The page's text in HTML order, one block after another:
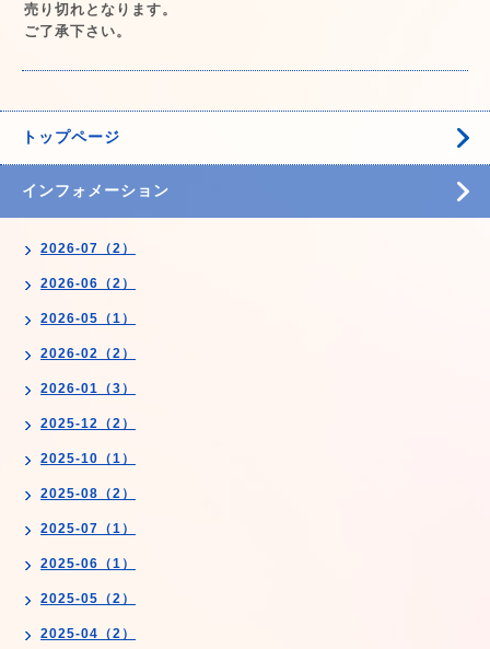
売り切れとなります。
ご了承下さい。
トップページ
インフォメーション
2026-07（2）
2026-06（2）
2026-05（1）
2026-02（2）
2026-01（3）
2025-12（2）
2025-10（1）
2025-08（2）
2025-07（1）
2025-06（1）
2025-05（2）
2025-04（2）